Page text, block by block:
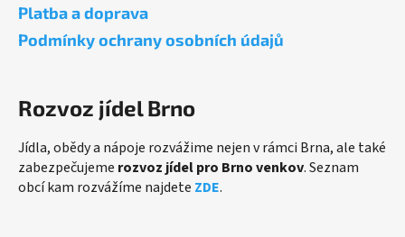
Platba a doprava
Podmínky ochrany osobních údajů
Rozvoz jídel Brno
Jídla, obědy a nápoje rozvážime nejen v rámci Brna, ale také
zabezpečujeme rozvoz jídel pro Brno venkov. Seznam
obcí kam rozvážíme najdete ZDE.